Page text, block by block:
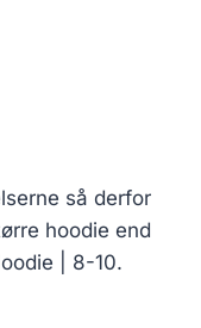
så derfor
hoodie end
| 8-10.